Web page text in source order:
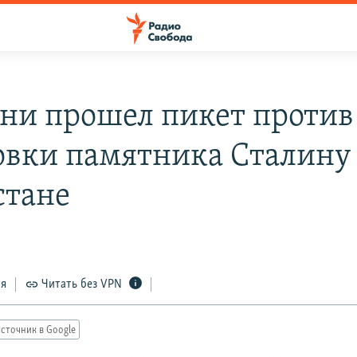
прошел пикет против
памятника Сталину
Читать без VPN
в Google